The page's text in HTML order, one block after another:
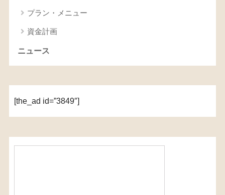
プラン・メニュー
資金計画
ニュース
[the_ad id=”3849″]